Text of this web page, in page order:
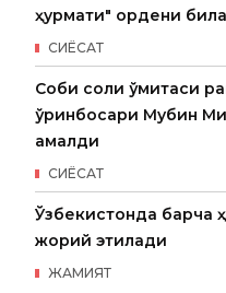
ҳурмати" ордени
СИËСАТ
Собиқ солиқ қўмитаси
ўринбосари Мубин
қамалди
СИËСАТ
Ўзбекистонда барча
жорий этилади
ЖАМИЯТ